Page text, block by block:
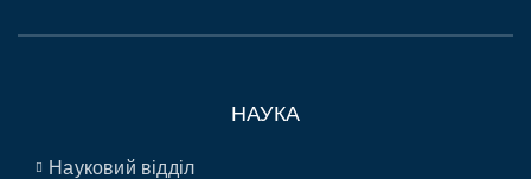
НАУКА
Науковий відділ